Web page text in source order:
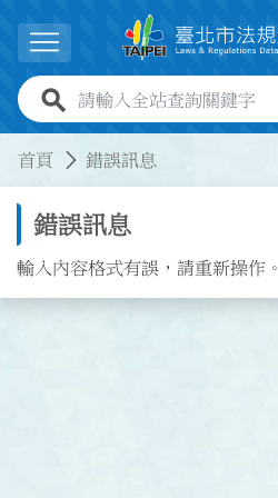
展開選單
全站查詢關鍵字欄位
首頁 錯誤訊息
錯誤訊息
輸入內容格式有誤，請重新操作。